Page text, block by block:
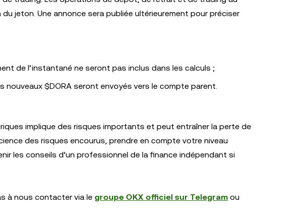
jeton. Une annonce sera publiée ultérieurement pour préciser
de l’instantané ne seront pas inclus dans les calculs ;
$DORA seront envoyés vers le compte parent.
implique des risques importants et peut entraîner la perte de
des risques encourus, prendre en compte votre niveau
les conseils d’un professionnel de la finance indépendant si
à nous contacter via le groupe OKX officiel sur Telegram ou